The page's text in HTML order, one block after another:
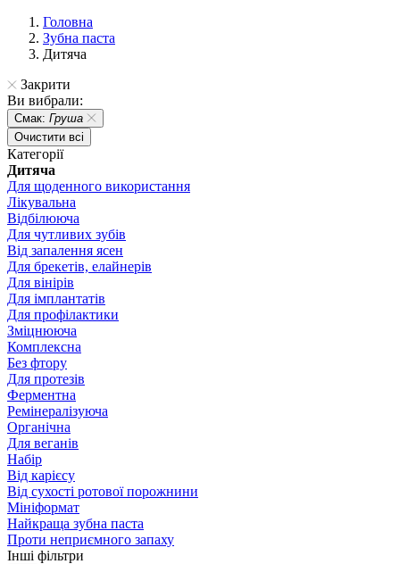
Головна
Зубна паста
Дитяча
Закрити
Ви вибрали:
Смак: Груша
Очистити всі
Категорії
Дитяча
Для щоденного використання
Лікувальна
Відбілююча
Для чутливих зубів
Від запалення ясен
Для брекетів, елайнерів
Для вінірів
Для імплантатів
Для профілактики
Зміцнююча
Комплексна
Без фтору
Для протезів
Ферментна
Ремінералізуюча
Органічна
Для веганів
Набір
Від карієсу
Від сухості ротової порожнини
Мініформат
Найкраща зубна паста
Проти неприємного запаху
Інші фільтри